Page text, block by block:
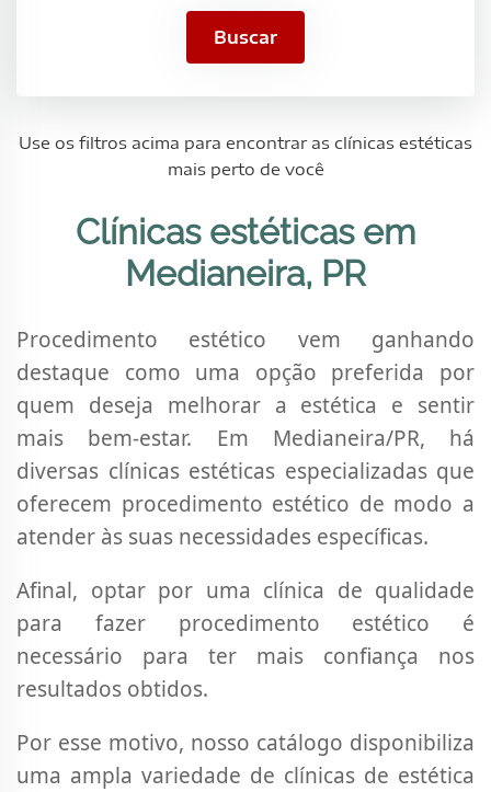
Buscar
Use os filtros acima para encontrar as clínicas estéticas
mais perto de você
Clínicas estéticas em
Medianeira, PR
Procedimento estético vem ganhando
destaque como uma opção preferida por
quem deseja melhorar a estética e sentir
mais bem-estar. Em Medianeira/PR, há
diversas clínicas estéticas especializadas que
oferecem procedimento estético de modo a
atender às suas necessidades específicas.
Afinal, optar por uma clínica de qualidade
para fazer procedimento estético é
necessário para ter mais confiança nos
resultados obtidos.
Por esse motivo, nosso catálogo disponibiliza
uma ampla variedade de clínicas de estética